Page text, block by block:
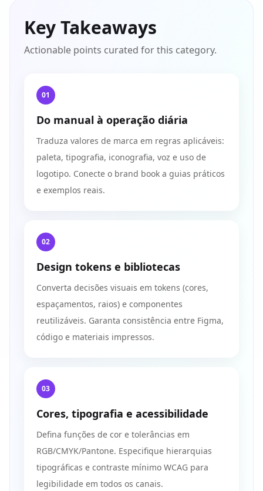
Key Takeaways
Actionable points curated for this category.
01
Do manual à operação diária
Traduza valores de marca em regras aplicáveis:
paleta, tipografia, iconografia, voz e uso de
logotipo. Conecte o brand book a guias práticos
e exemplos reais.
02
Design tokens e bibliotecas
Converta decisões visuais em tokens (cores,
espaçamentos, raios) e componentes
reutilizáveis. Garanta consistência entre Figma,
código e materiais impressos.
03
Cores, tipografia e acessibilidade
Defina funções de cor e tolerâncias em
RGB/CMYK/Pantone. Especifique hierarquias
tipográficas e contraste mínimo WCAG para
legibilidade em todos os canais.